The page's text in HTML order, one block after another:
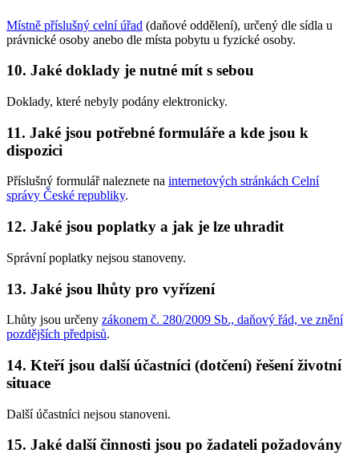
Místně příslušný celní úřad (daňové oddělení), určený dle sídla u
právnické osoby anebo dle místa pobytu u fyzické osoby.
10. Jaké doklady je nutné mít s sebou
Doklady, které nebyly podány elektronicky.
11. Jaké jsou potřebné formuláře a kde jsou k
dispozici
Příslušný formulář naleznete na internetových stránkách Celní
správy České republiky.
12. Jaké jsou poplatky a jak je lze uhradit
Správní poplatky nejsou stanoveny.
13. Jaké jsou lhůty pro vyřízení
Lhůty jsou určeny zákonem č. 280/2009 Sb., daňový řád, ve znění
pozdějších předpisů.
14. Kteří jsou další účastníci (dotčení) řešení životní
situace
Další účastníci nejsou stanoveni.
15. Jaké další činnosti jsou po žadateli požadovány